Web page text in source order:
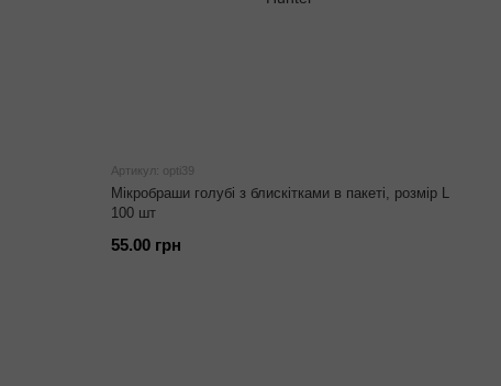
Артикул: opti39
Мікробраши голубі з блискітками в пакеті, розмір L
100 шт
55.00 грн